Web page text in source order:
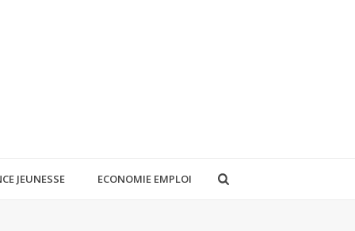
JEUNESSE ECONOMIE EMPLOI